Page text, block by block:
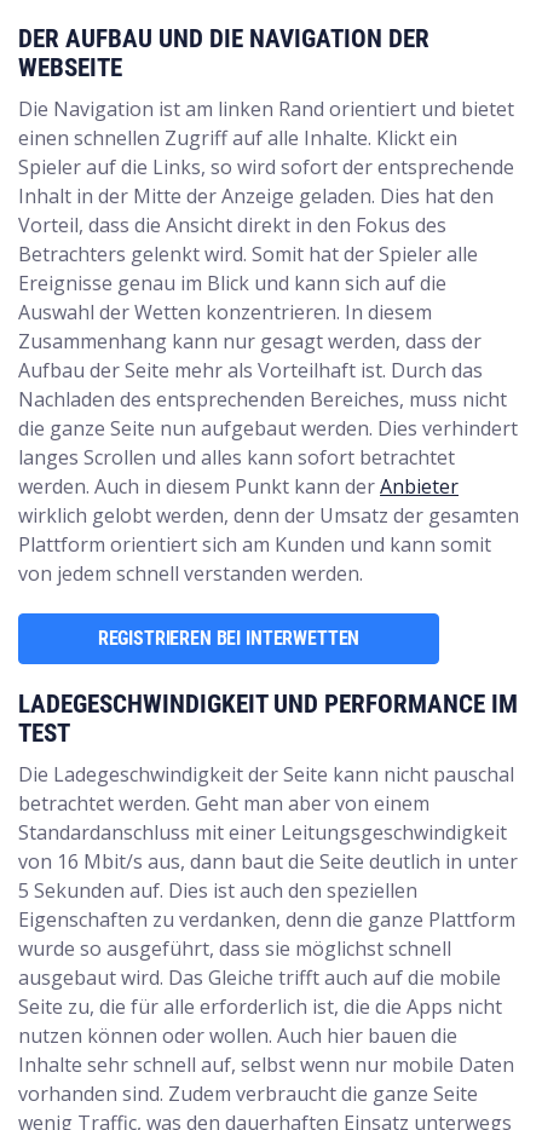
DER AUFBAU UND DIE NAVIGATION DER
WEBSEITE
Die Navigation ist am linken Rand orientiert und bietet
einen schnellen Zugriff auf alle Inhalte. Klickt ein
Spieler auf die Links, so wird sofort der entsprechende
Inhalt in der Mitte der Anzeige geladen. Dies hat den
Vorteil, dass die Ansicht direkt in den Fokus des
Betrachters gelenkt wird. Somit hat der Spieler alle
Ereignisse genau im Blick und kann sich auf die
Auswahl der Wetten konzentrieren. In diesem
Zusammenhang kann nur gesagt werden, dass der
Aufbau der Seite mehr als Vorteilhaft ist. Durch das
Nachladen des entsprechenden Bereiches, muss nicht
die ganze Seite nun aufgebaut werden. Dies verhindert
langes Scrollen und alles kann sofort betrachtet
werden. Auch in diesem Punkt kann derAnbieter
wirklich gelobt werden, denn der Umsatz der gesamten
Plattform orientiert sich am Kunden und kann somit
von jedem schnell verstanden werden.
REGISTRIEREN BEI INTERWETTEN
LADEGESCHWINDIGKEIT UND PERFORMANCE IM
TEST
Die Ladegeschwindigkeit der Seite kann nicht pauschal
betrachtet werden. Geht man aber von einem
Standardanschluss mit einer Leitungsgeschwindigkeit
von 16 Mbit/s aus, dann baut die Seite deutlich in unter
5 Sekunden auf. Dies ist auch den speziellen
Eigenschaften zu verdanken, denn die ganze Plattform
wurde so ausgeführt, dass sie möglichst schnell
ausgebaut wird. Das Gleiche trifft auch auf die mobile
Seite zu, die für alle erforderlich ist, die die Apps nicht
nutzen können oder wollen. Auch hier bauen die
Inhalte sehr schnell auf, selbst wenn nur mobile Daten
vorhanden sind. Zudem verbraucht die ganze Seite
wenig Traffic, was den dauerhaften Einsatz unterwegs